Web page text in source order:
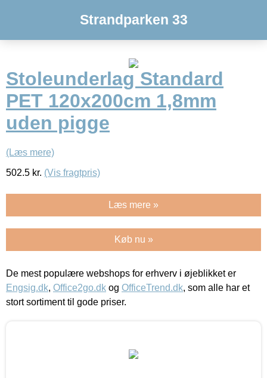
Strandparken 33
Stoleunderlag Standard
PET 120x200cm 1,8mm
uden pigge
(Læs mere)
502.5 kr. (Vis fragtpris)
Læs mere »
Køb nu »
De mest populære webshops for erhverv i øjeblikket er
Engsig.dk, Office2go.dk og OfficeTrend.dk, som alle har et
stort sortiment til gode priser.